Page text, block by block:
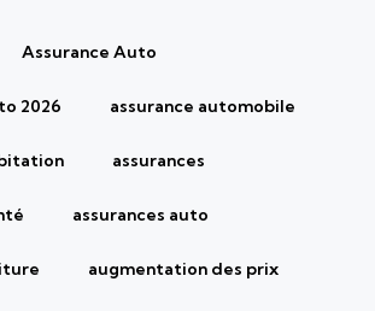
Assurance Auto
2026 assurance automobile
assurances
assurances auto
augmentation des prix